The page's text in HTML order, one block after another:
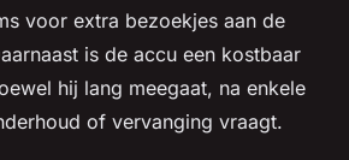
voor extra bezoekjes aan de
is de accu een kostbaar
hij lang meegaat, na enkele
of vervanging vraagt.